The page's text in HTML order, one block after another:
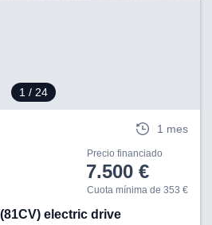
1 / 24
1 mes
Precio financiado
7.500 €
Cuota mínima de 353 €
electric drive